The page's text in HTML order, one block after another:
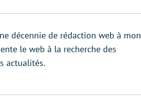
décennie de rédaction web à mon
le web à la recherche des
actualités.